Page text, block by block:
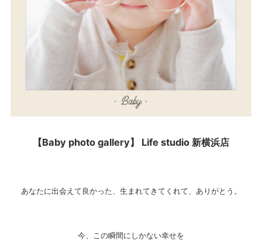
【Baby photo gallery】 Life studio 新横浜店
あなたに出会えて良かった、生まれてきてくれて、ありがとう。
今、この瞬間にしかない幸せを